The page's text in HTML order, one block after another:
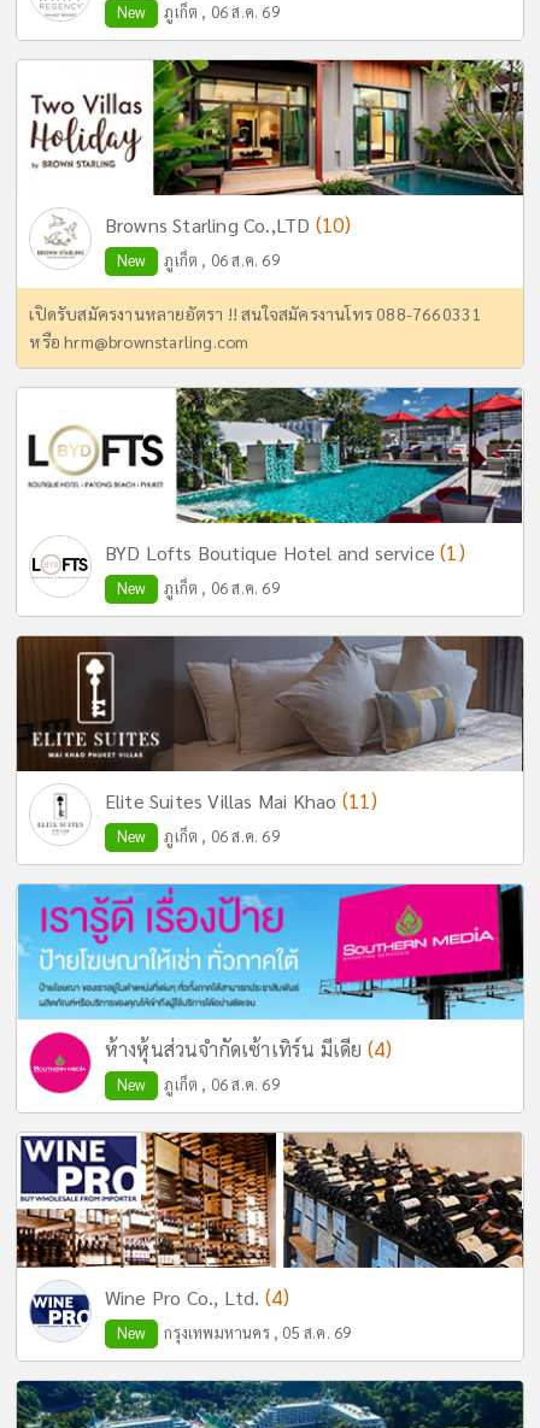
New ภูเก็ต , 06 ส.ค. 69
Browns Starling Co.,LTD (10)
New ภูเก็ต , 06 ส.ค. 69
เปิดรับสมัครงานหลายอัตรา !! สนใจสมัครงานโทร 088-7660331
หรือhrm@brownstarling.com
BYD Lofts Boutique Hotel and service(1)
New ภูเก็ต , 06 ส.ค. 69
Elite Suites Villas Mai Khao (11)
New ภูเก็ต , 06 ส.ค. 69
ห้างหุ้นส่วนจำกัดเซ้าเทิร์น มีเดีย (4)
New ภูเก็ต , 06 ส.ค. 69
Wine Pro Co., Ltd. (4)
New กรุงเทพมหานคร , 05 ส.ค. 69